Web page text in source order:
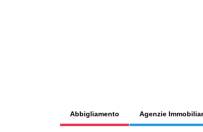
Abbigliamento Agenzie